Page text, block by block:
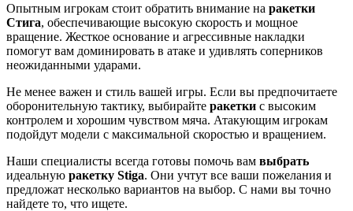
Опытным игрокам стоит обратить внимание на ракетки
Стига, обеспечивающие высокую скорость и мощное
вращение. Жесткое основание и агрессивные накладки
помогут вам доминировать в атаке и удивлять соперников
неожиданными ударами.
Не менее важен и стиль вашей игры. Если вы предпочитаете
оборонительную тактику, выбирайте ракетки с высоким
контролем и хорошим чувством мяча. Атакующим игрокам
подойдут модели с максимальной скоростью и вращением.
Наши специалисты всегда готовы помочь вам выбрать
идеальную ракетку Stiga. Они учтут все ваши пожелания и
предложат несколько вариантов на выбор. С нами вы точно
найдете то, что ищете.